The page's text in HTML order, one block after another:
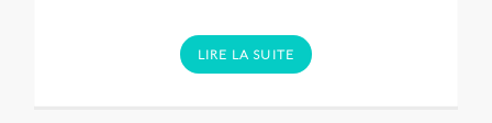
LIRE LA SUITE